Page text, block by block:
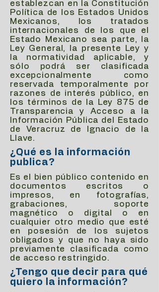
establezcan en la Constitución
Política de los Estados Unidos
Mexicanos, los tratados
internacionales de los que el
Estado Mexicano sea parte, la
Ley General, la presente Ley y
la normatividad aplicable, y
sólo podrá ser clasificada
excepcionalmente como
reservada temporalmente por
razones de interés público, en
los términos de la Ley 875 de
Transparencia y Acceso a la
Información Pública del Estado
de Veracruz de Ignacio de la
Llave.
¿Qué es la información
publica?
Es el bien público contenido en
documentos escritos o
impresos, en fotografías,
grabaciones, soporte
magnético o digital o en
cualquier otro medio que esté
en posesión de los sujetos
obligados y que no haya sido
previamente clasificada como
de acceso restringido.
¿Tengo que decir para qué
quiero la información?